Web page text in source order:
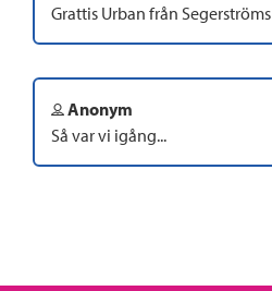
Grattis Urban från Segerströms
Anonym
Så var vi igång...